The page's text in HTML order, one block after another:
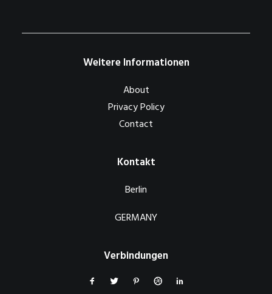
Weitere Informationen
About
Privacy Policy
Contact
Kontakt
Berlin
GERMANY
Verbindungen